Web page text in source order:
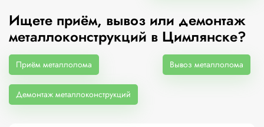
Ищете приём, вывоз или демонтаж
металлоконструкций в Цимлянске?
Приём металлолома Вывоз металлолома
Демонтаж металлоконструкций